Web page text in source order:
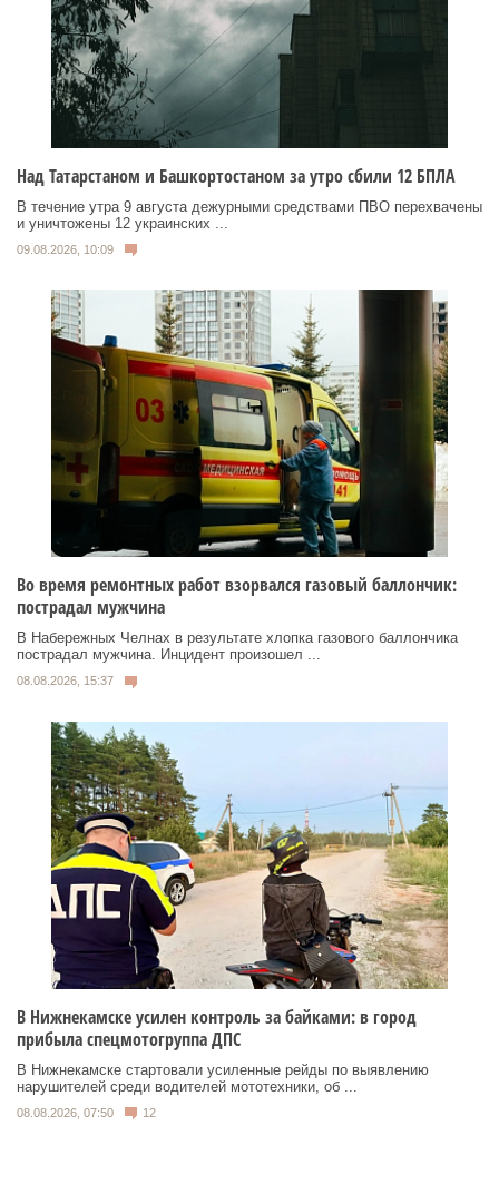
Над Татарстаном и Башкортостаном за утро сбили 12 БПЛА
В течение утра 9 августа дежурными средствами ПВО перехвачены
и уничтожены 12 украинских ...
09.08.2026, 10:09
Во время ремонтных работ взорвался газовый баллончик:
пострадал мужчина
В Набережных Челнах в результате хлопка газового баллончика
пострадал мужчина. Инцидент произошел ...
08.08.2026, 15:37
В Нижнекамске усилен контроль за байками: в город
прибыла спецмотогруппа ДПС
В Нижнекамске стартовали усиленные рейды по выявлению
нарушителей среди водителей мототехники, об ...
08.08.2026, 07:50 12